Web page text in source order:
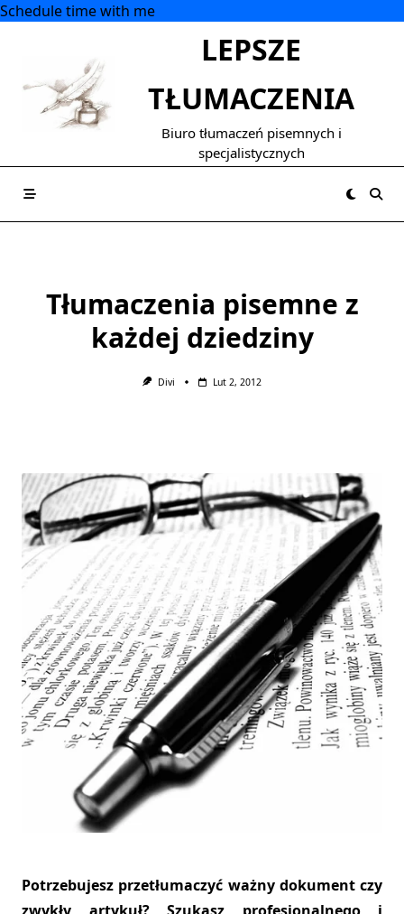
Schedule time with me
LEPSZE
TŁUMACZENIA
Biuro tłumaczeń pisemnych i
specjalistycznych
Tłumaczenia pisemne z
każdej dziedziny
Divi Lut 2, 2012
Potrzebujesz przetłumaczyć ważny dokument czy